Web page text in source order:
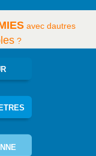
avec dautres
?